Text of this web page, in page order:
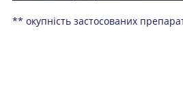
** окупність застосованих